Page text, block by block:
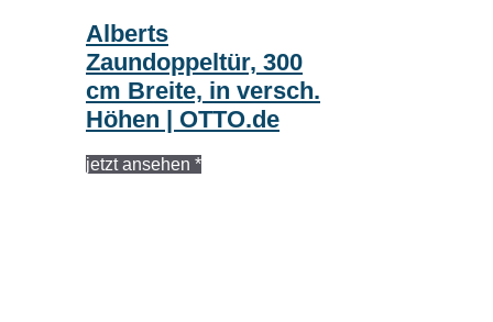
Alberts
Zaundoppeltür, 300
cm Breite, in versch.
Höhen | OTTO.de
jetzt ansehen *